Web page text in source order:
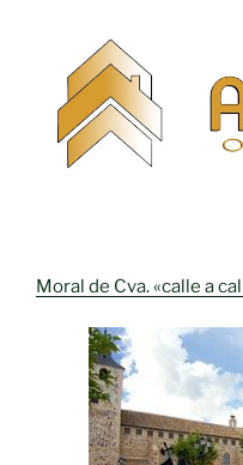
Moral de Cva. «calle a